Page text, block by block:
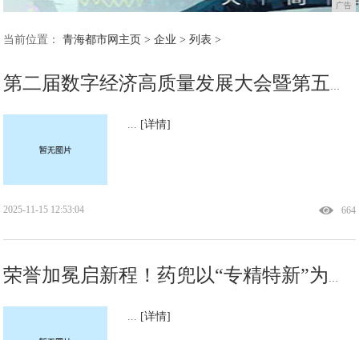
广告
当前位置： 青海都市网主页 >企业 > 列表 >
第二届数字经济高质量发展大会暨第五届国际智慧养老医疗健康生态发展大会在深圳隆重举行
... [详情]
664
2025-11-15 12:53:04
荣誉加冕启新程！药兜以“专精特新”为翼，擘画高质量发展新蓝图
... [详情]